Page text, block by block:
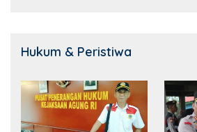
Hukum & Peristiwa